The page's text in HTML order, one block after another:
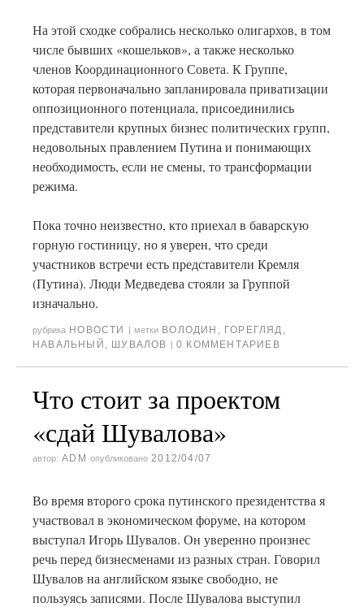
На этой сходке собрались несколько олигархов, в том
числе бывших «кошельков», а также несколько
членов Координационного Совета. К Группе,
которая первоначально запланировала приватизации
оппозиционного потенциала, присоединились
представители крупных бизнес политических групп,
недовольных правлением Путина и понимающих
необходимость, если не смены, то трансформации
режима.
Пока точно неизвестно, кто приехал в баварскую
горную гостиницу, но я уверен, что среди
участников встречи есть представители Кремля
(Путина). Люди Медведева стояли за Группой
изначально.
рубрика НОВОСТИ | метки ВОЛОДИН , ГОРЕГЛЯД ,
НАВАЛЬНЫЙ , ШУВАЛОВ | 0 КОММЕНТАРИЕВ
Что стоит за проектом
«сдай Шувалова»
автор: ADM опубликовано 2012/04/07
Во время второго срока путинского президентства я
участвовал в экономическом форуме, на котором
выступал Игорь Шувалов. Он уверенно произнес
речь перед бизнесменами из разных стран. Говорил
Шувалов на английском языке свободно, не
пользуясь записями. После Шувалова выступил